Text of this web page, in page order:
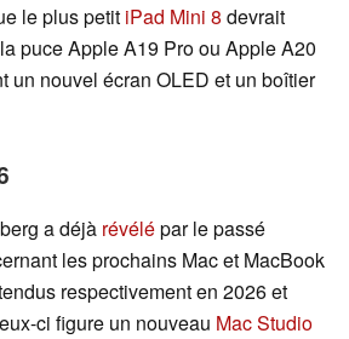
le plus petit iPad Mini 8 devrait
puce Apple A19 Pro ou Apple A20
un nouvel écran OLED et un boîtier
a déjà révélépar le passé
les prochains Mac et MacBook
respectivement en 2026 et
ci figure un nouveau Mac Studio